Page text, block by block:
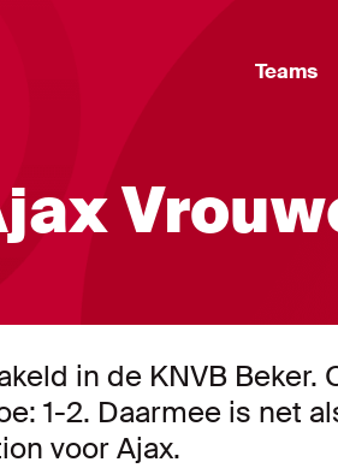
Teams
in de KNVB Beker.
1-2. Daarmee is net
voor Ajax.